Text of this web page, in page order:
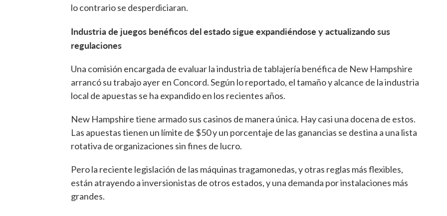
lo contrario se desperdiciaran.
Industria de juegos benéficos del estado sigue expandiéndose y actualizando sus
regulaciones
Una comisión encargada de evaluar la industria de tablajería benéfica de New Hampshire
arrancó su trabajo ayer en Concord. Según lo reportado, el tamaño y alcance de la industria
local de apuestas se ha expandido en los recientes años.
New Hampshire tiene armado sus casinos de manera única. Hay casi una docena de estos.
Las apuestas tienen un límite de $50 y un porcentaje de las ganancias se destina a una lista
rotativa de organizaciones sin fines de lucro.
Pero la reciente legislación de las máquinas tragamonedas, y otras reglas más flexibles,
están atrayendo a inversionistas de otros estados, y una demanda por instalaciones más
grandes.